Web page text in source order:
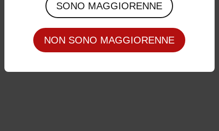
SONO MAGGIORENNE
NON SONO MAGGIORENNE